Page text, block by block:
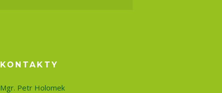
KONTAKTY
Mgr. Petr Holomek